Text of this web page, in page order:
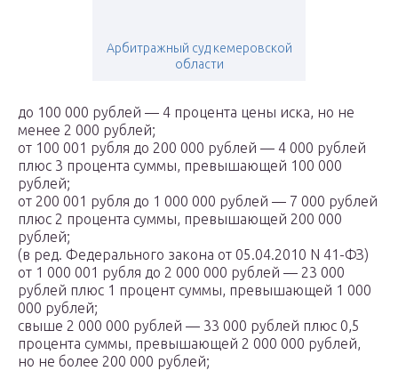
Арбитражный суд кемеровской
области
до 100 000 рублей — 4 процента цены иска, но не
менее 2 000 рублей;
от 100 001 рубля до 200 000 рублей — 4 000 рублей
плюс 3 процента суммы, превышающей 100 000
рублей;
от 200 001 рубля до 1 000 000 рублей — 7 000 рублей
плюс 2 процента суммы, превышающей 200 000
рублей;
(в ред. Федерального закона от 05.04.2010 N 41-ФЗ)
от 1 000 001 рубля до 2 000 000 рублей — 23 000
рублей плюс 1 процент суммы, превышающей 1 000
000 рублей;
свыше 2 000 000 рублей — 33 000 рублей плюс 0,5
процента суммы, превышающей 2 000 000 рублей,
но не более 200 000 рублей;